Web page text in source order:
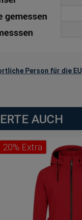
Person für die EU
AUCH
20% Extra